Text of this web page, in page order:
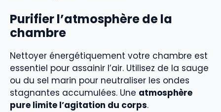
Purifier l’atmosphère de la
chambre
Nettoyer énergétiquement votre chambre est
essentiel pour assainir l’air. Utilisez de la sauge
ou du sel marin pour neutraliser les ondes
stagnantes accumulées. Une atmosphère
pure limite l’agitation du corps.